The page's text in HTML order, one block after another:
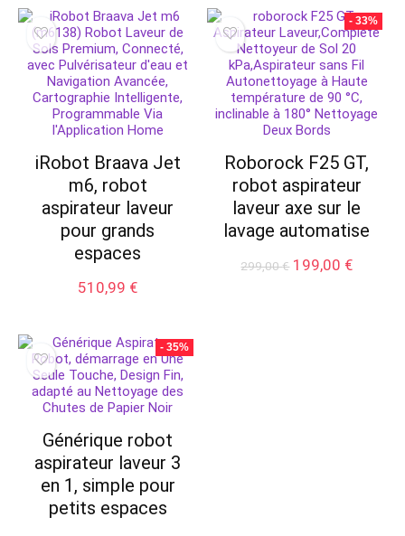
289,99 €.189,97 €.
iRobot Braava Jet
m6, robot
aspirateur laveur
pour grands
espaces
510,99 €
- 33%
Roborock F25 GT,
robot aspirateur
laveur axe sur le
lavage automatise
299,00€ Le
199,00 €Le
- 35%
Générique robot
aspirateur laveur 3
en 1, simple pour
petits espaces